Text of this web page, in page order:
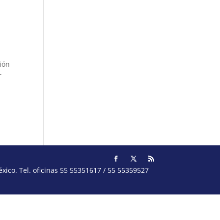
Tel. oficinas 55 55351617 / 55 55359527